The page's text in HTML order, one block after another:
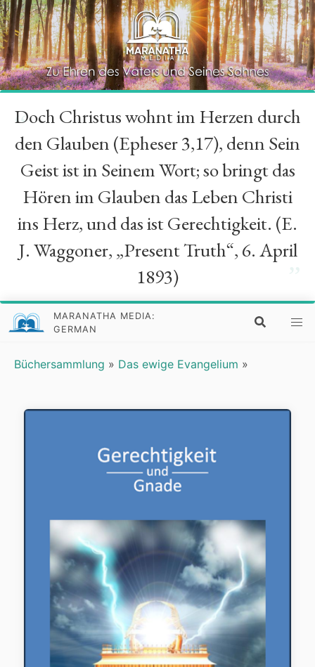
“
Doch Christus wohnt im Herzen durch
den Glauben (Epheser 3,17), denn Sein
Geist ist in Seinem Wort; so bringt das
Hören im Glauben das Leben Christi
ins Herz, und das ist Gerechtigkeit. (E.
J. Waggoner, „Present Truth“, 6. April
1893)
MARANATHA MEDIA:
GERMAN
Büchersammlung » Das ewige Evangelium »